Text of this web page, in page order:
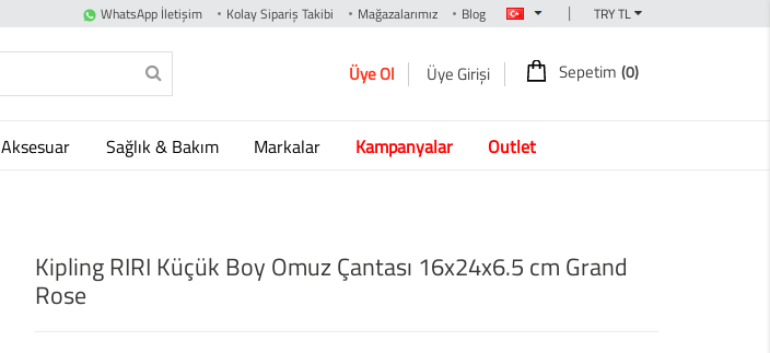
WhatsApp İletişim Kolay Sipariş Takibi Mağazalarımız Blog |
Üye Ol Üye Girişi Sepetim (0)
Aksesuar Sağlık & Bakım Markalar Kampanyalar Outlet
Kipling RIRI Küçük Boy Omuz Çantası 16x24x6.5 cm Grand
Rose